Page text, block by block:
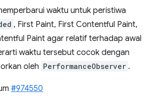
waktu untuk peristiwa
, First Paint, First Contentful Paint,
Paint agar relatif terhadap awal
waktu tersebut cocok dengan
oleh PerformanceObserver .
#974550